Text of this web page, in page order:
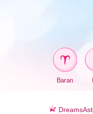
Baran